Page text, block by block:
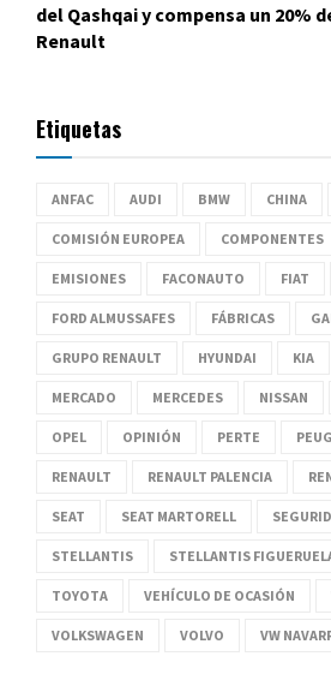
del Qashqai y compensa un 20%
Renault
Etiquetas
ANFAC AUDI BMW CHINA
COMISIÓN EUROPEA COMPONENTES
EMISIONES FACONAUTO FIAT
FORD ALMUSSAFES FÁBRICAS
GRUPO RENAULT HYUNDAI KIA
MERCADO MERCEDES NISSAN
OPEL OPINIÓN PERTE
RENAULT RENAULT PALENCIA
SEAT SEAT MARTORELL
STELLANTIS STELLANTIS
TOYOTA VEHÍCULO DE OCASIÓN
VOLKSWAGEN VOLVO VW